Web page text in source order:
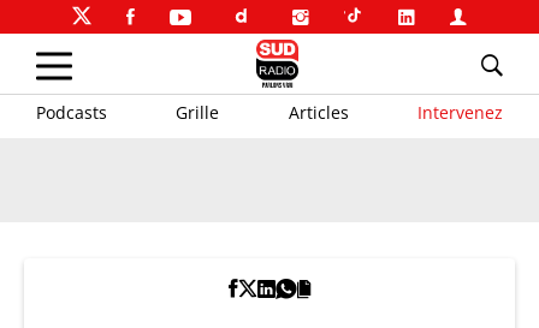
Podcasts Grille Articles Intervenez